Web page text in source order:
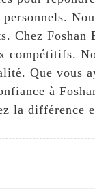
personnels.
Chez
compétitifs.
Que vous
à
la différence